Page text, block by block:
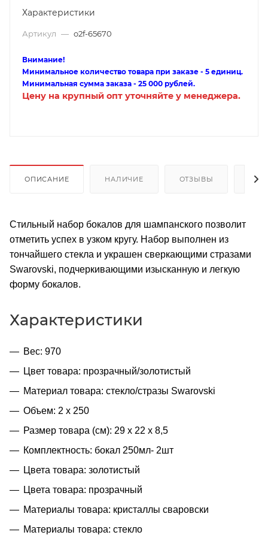
Характеристики
Артикул — o2f-65670
Внимание!
Минимальное количество товара при заказе - 5 единиц.
Минимальная сумма заказа - 25 000 рублей.
Цену на крупный опт уточняйте у менеджера.
ОПИСАНИЕ НАЛИЧИЕ ОТЗЫВЫ
Стильный набор бокалов для шампанского позволит
отметить успех в узком кругу. Набор выполнен из
тончайшего стекла и украшен сверкающими стразами
Swarovski, подчеркивающими изысканную и легкую
форму бокалов.
Характеристики
Вес: 970
Цвет товара: прозрачный/золотистый
Материал товара: стекло/стразы Swarovski
Объем: 2 х 250
Размер товара (см): 29 х 22 х 8,5
Комплектность: бокал 250мл- 2шт
Цвета товара: золотистый
Цвета товара: прозрачный
Материалы товара: кристаллы сваровски
Материалы товара: стекло